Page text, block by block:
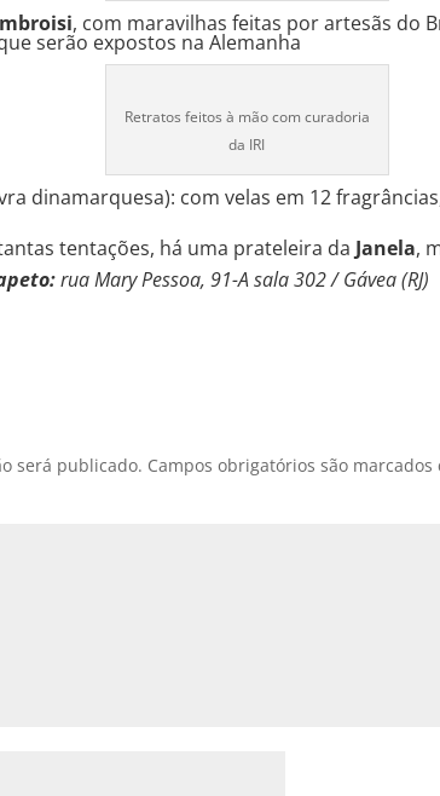
, com maravilhas feitas por artesãs do
serão expostos na Alemanha
Retratos feitos à mão com curadoria
da IRI
dinamarquesa): com velas em 12
tentações, há uma prateleira da Janela,
rua Mary Pessoa, 91-A sala 302 / Gávea (RJ)
será publicado. Campos obrigatórios são